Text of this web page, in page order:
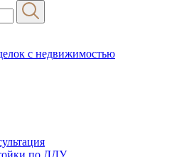
с недвижимостью
по ДДУ